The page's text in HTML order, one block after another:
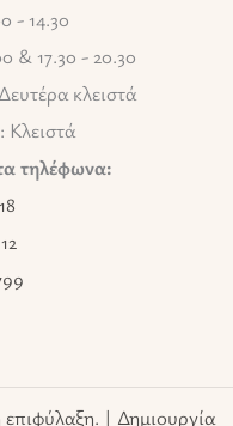
- 14.30
& 17.30 - 20.30
κλειστά
τηλέφωνα:
| Δημιουργία